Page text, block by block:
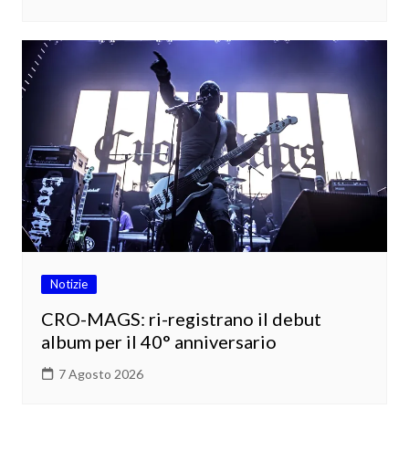
Notizie
CRO-MAGS: ri-registrano il debut
album per il 40° anniversario
7 Agosto 2026